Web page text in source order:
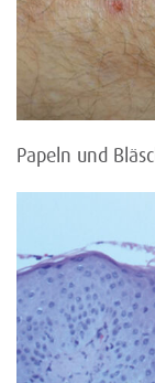
Papeln und